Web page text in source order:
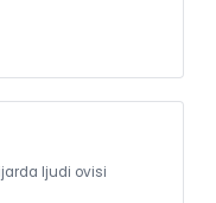
ljudi ovisi